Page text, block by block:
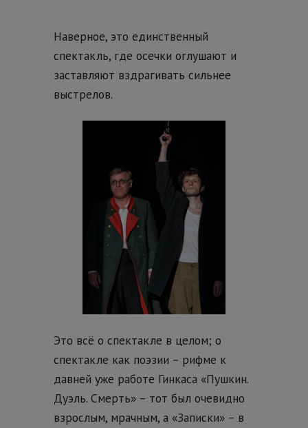
Наверное, это единственный
спектакль, где осечки оглушают и
заставляют вздрагивать сильнее
выстрелов.
Это всё о спектакле в целом; о
спектакле как поэзии – рифме к
давней уже работе Гинкаса «Пушкин.
Дуэль. Смерть» – тот был очевидно
взрослым, мрачным, а «Записки» – в